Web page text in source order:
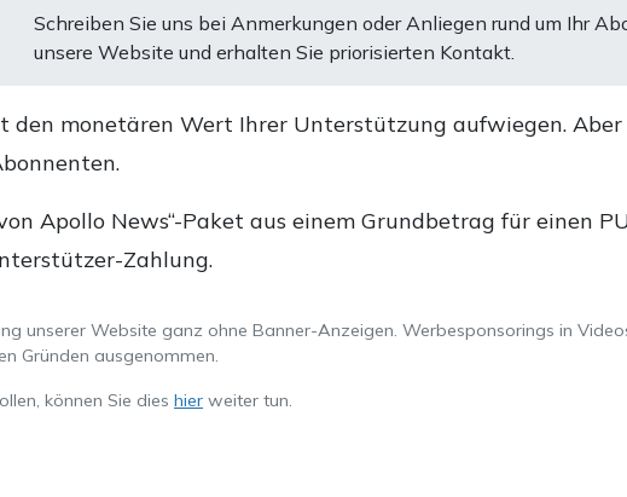
Schreiben Sie uns bei Anmerkungen oder Anliegen rund um Ihr
unsere Website und erhalten Sie priorisierten Kontakt.
den monetären Wert Ihrer Unterstützung aufwiegen.
Apollo News“-Paket aus einem Grundbetrag für einen
Zahlung.
unserer Website ganz ohne Banner-Anzeigen. Werbesponsorings in
Gründen ausgenommen.
können Sie dies hier weiter tun.